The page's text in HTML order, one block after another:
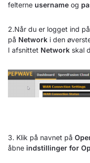
felterne username og
2.Når du er logget ind
på Network i den
I afsnittet Network skal
3. Klik på navnet på
åbne indstillinger for